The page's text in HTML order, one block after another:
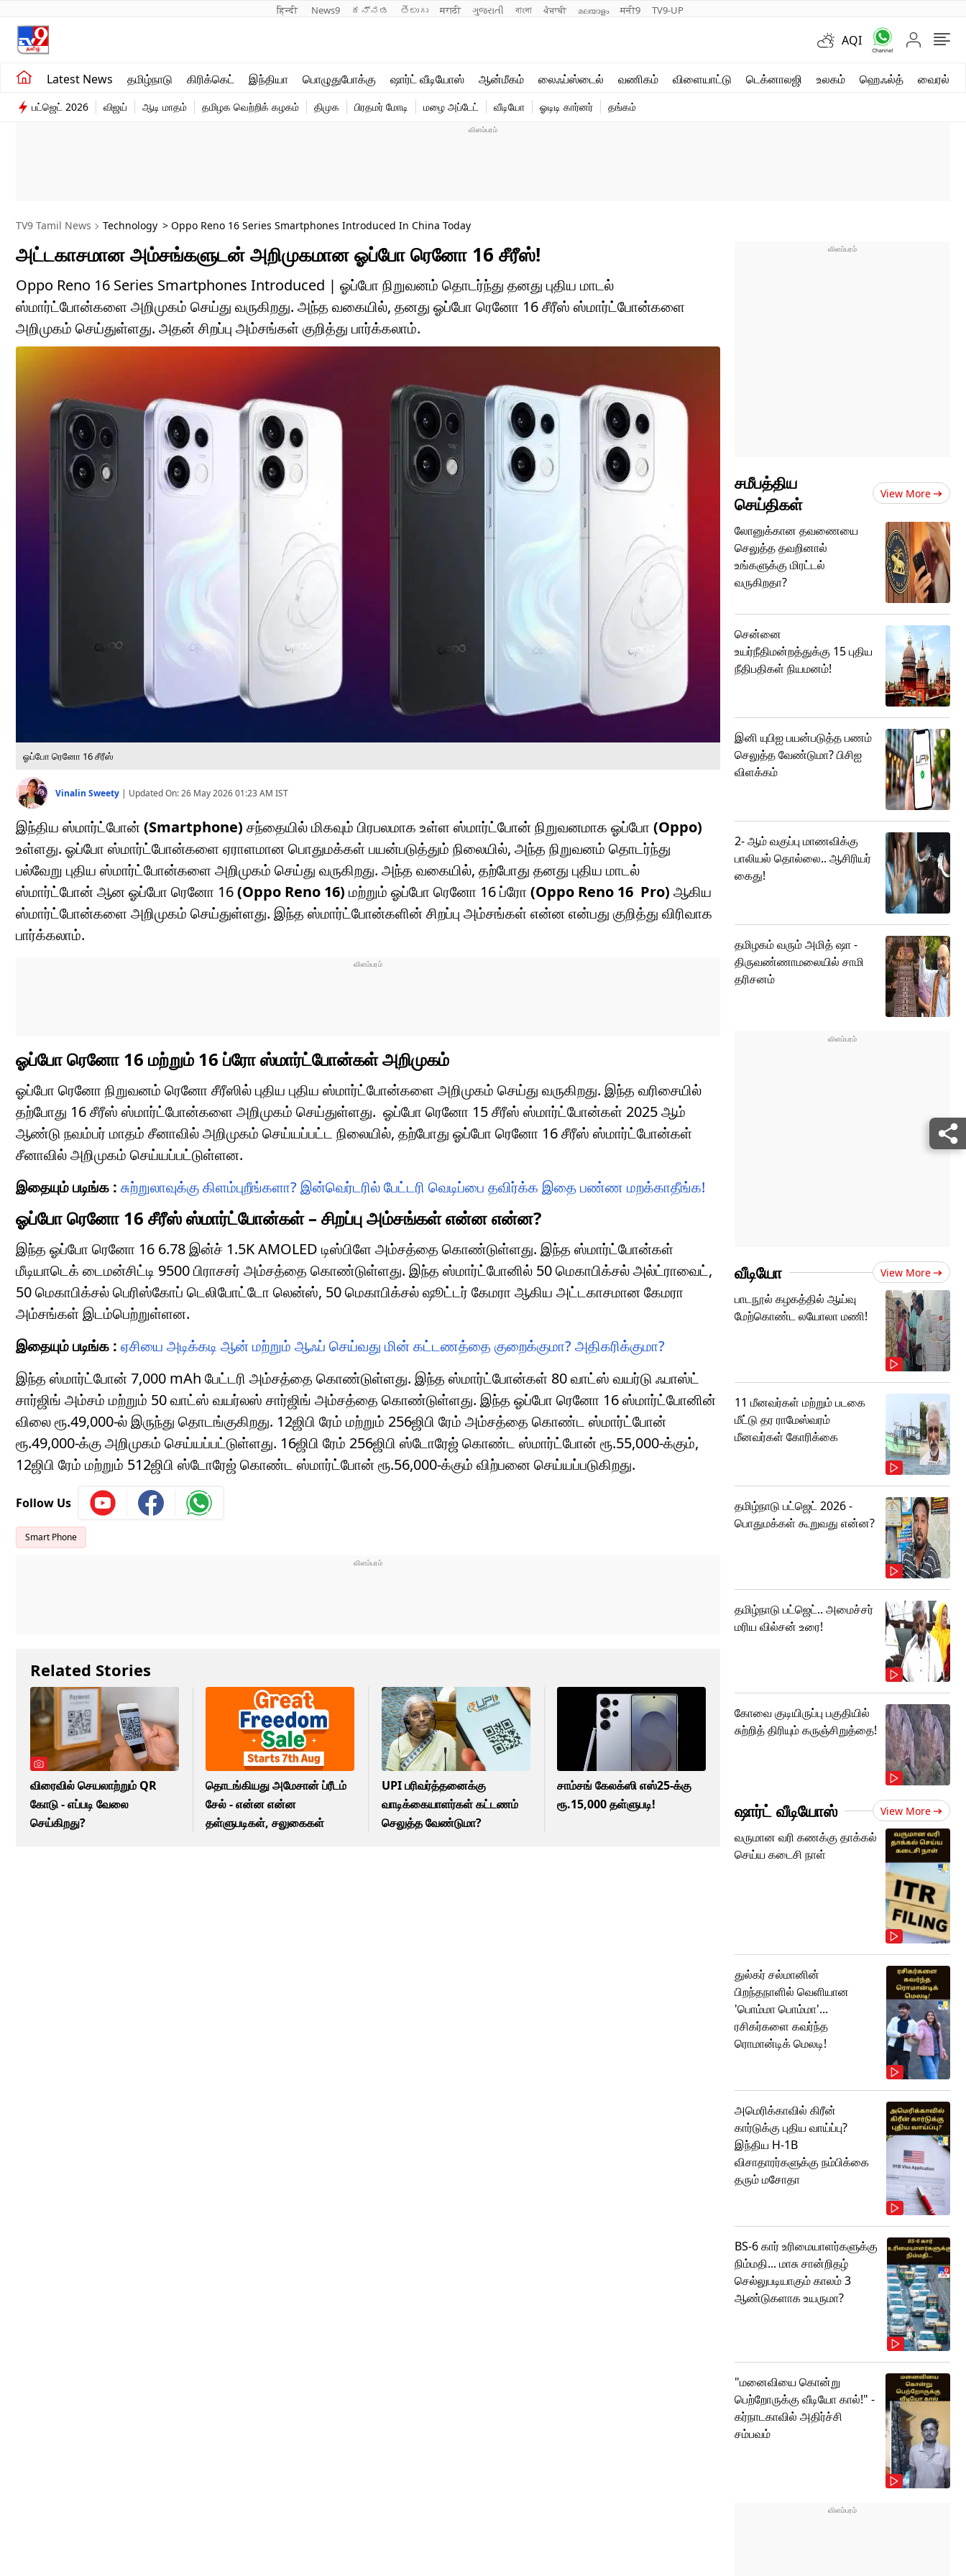
हिन्दी News9 ಕನ್ನಡ తెలుగు मराठी ગુજરાતી বাংলা ਪੰਜਾਬੀ മലയാളം मनी9 TV9-UP
AQI
Latest News தமிழ்நாடு கிரிக்கெட் இந்தியா பொழுதுபோக்கு ஷார்ட் வீடியோஸ் ஆன்மீகம் லைஃப்ஸ்டைல் வணிகம் விளையாட்டு டெக்னாலஜி உலகம் ஹெஃல்த் வைரல்
சமீபத்திய செய்திகள்
தமிழ்நாடு
விளையாட்டு
வணிகம்
வைரல்
பட்ஜெட் 2026 விஜய் ஆடி மாதம் தமிழக வெற்றிக் கழகம் திமுக பிரதமர் மோடி மழை அப்டேட் வீடியோ ஓடிடி கார்னர் தங்கம்
TV9 Tamil News Technology > Oppo Reno 16 Series Smartphones Introduced In China Today
அட்டகாசமான அம்சங்களுடன் அறிமுகமான ஓப்போ ரெனோ 16 சீரீஸ்!
Oppo Reno 16 Series Smartphones Introduced | ஓப்போ நிறுவனம் தொடர்ந்து தனது புதிய மாடல்
ஸ்மார்ட்போன்களை அறிமுகம் செய்து வருகிறது. அந்த வகையில், தனது ஓப்போ ரெனோ 16 சீரீஸ் ஸ்மார்ட்போன்களை
அறிமுகம் செய்துள்ளது. அதன் சிறப்பு அம்சங்கள் குறித்து பார்க்கலாம்.
ஓப்போ ரெனோ 16 சீரீஸ்
Vinalin Sweety | Updated On:26 May 2026 01:23 AM IST
இந்திய ஸ்மார்ட்போன்(Smartphone) சந்தையில் மிகவும் பிரபலமாக உள்ள ஸ்மார்ட்போன் நிறுவனமாக ஓப்போ (Oppo)
உள்ளது. ஓப்போ ஸ்மார்ட்போன்களை ஏராளமான பொதுமக்கள் பயன்படுத்தும் நிலையில், அந்த நிறுவனம் தொடர்ந்து
பல்வேறு புதிய ஸ்மார்ட்போன்களை அறிமுகம் செய்து வருகிறது. அந்த வகையில், தற்போது தனது புதிய மாடல்
ஸ்மார்ட்போன் ஆன ஓப்போ ரெனோ 16(Oppo Reno 16) மற்றும் ஓப்போ ரெனோ 16 ப்ரோ (Oppo Reno 16 Pro) ஆகிய
ஸ்மார்ட்போன்களை அறிமுகம் செய்துள்ளது. இந்த ஸ்மார்ட்போன்களின் சிறப்பு அம்சங்கள் என்ன என்பது குறித்து விரிவாக
பார்க்கலாம்.
ஓப்போ ரெனோ 16 மற்றும் 16 ப்ரோ ஸ்மார்ட்போன்கள் அறிமுகம்
ஓப்போ ரெனோ நிறுவனம் ரெனோ சீரீஸில் புதிய புதிய ஸ்மார்ட்போன்களை அறிமுகம் செய்து வருகிறது. இந்த வரிசையில்
தற்போது 16 சீரீஸ் ஸ்மார்ட்போன்களை அறிமுகம் செய்துள்ளது. ஓப்போ ரெனோ 15 சீரீஸ் ஸ்மார்ட்போன்கள் 2025 ஆம்
ஆண்டு நவம்பர் மாதம் சீனாவில் அறிமுகம் செய்யப்பட்ட நிலையில், தற்போது ஓப்போ ரெனோ 16 சீரீஸ் ஸ்மார்ட்போன்கள்
சீனாவில் அறிமுகம் செய்யப்பட்டுள்ளன.
இதையும் படிங்க : சுற்றுலாவுக்கு கிளம்புறீங்களா? இன்வெர்டரில் பேட்டரி வெடிப்பை தவிர்க்க இதை பண்ண மறக்காதீங்க!
ஓப்போ ரெனோ 16 சீரீஸ் ஸ்மார்ட்போன்கள் – சிறப்பு அம்சங்கள் என்ன என்ன?
இந்த ஓப்போ ரெனோ 16 6.78 இன்ச் 1.5K AMOLED டிஸ்பிளே அம்சத்தை கொண்டுள்ளது. இந்த ஸ்மார்ட்போன்கள்
மீடியாடெக் டைமன்சிட்டி 9500 பிராசசர் அம்சத்தை கொண்டுள்ளது. இந்த ஸ்மார்ட்போனில் 50 மெகாபிக்சல் அல்ட்ராவைட்,
50 மெகாபிக்சல் பெரிஸ்கோப் டெலிபோட்டோ லென்ஸ், 50 மெகாபிக்சல் ஷூட்டர் கேமரா ஆகிய அட்டகாசமான கேமரா
அம்சங்கள் இடம்பெற்றுள்ளன.
இதையும் படிங்க : ஏசியை அடிக்கடி ஆன் மற்றும் ஆஃப் செய்வது மின் கட்டணத்தை குறைக்குமா? அதிகரிக்குமா?
இந்த ஸ்மார்ட்போன் 7,000 mAh பேட்டரி அம்சத்தை கொண்டுள்ளது. இந்த ஸ்மார்ட்போன்கள் 80 வாட்ஸ் வயர்டு ஃபாஸ்ட்
சார்ஜிங் அம்சம் மற்றும் 50 வாட்ஸ் வயர்லஸ் சார்ஜிங் அம்சத்தை கொண்டுள்ளது. இந்த ஓப்போ ரெனோ 16 ஸ்மார்ட்போனின்
விலை ரூ.49,000-ல் இருந்து தொடங்குகிறது. 12ஜிபி ரேம் மற்றும் 256ஜிபி ரேம் அம்சத்தை கொண்ட ஸ்மார்ட்போன்
ரூ.49,000-க்கு அறிமுகம் செய்யப்பட்டுள்ளது. 16ஜிபி ரேம் 256ஜிபி ஸ்டோரேஜ் கொண்ட ஸ்மார்ட்போன் ரூ.55,000-க்கும்,
12ஜிபி ரேம் மற்றும் 512ஜிபி ஸ்டோரேஜ் கொண்ட ஸ்மார்ட்போன் ரூ.56,000-க்கும் விற்பனை செய்யப்படுகிறது.
Follow Us
Smart Phone
Related Stories
விரைவில் செயலாற்றும் QR
கோடு - எப்படி வேலை
செய்கிறது?
தொடங்கியது அமேசான் ப்ரீடம்
சேல் - என்ன என்ன
தள்ளுபடிகள், சலுகைகள்
UPI பரிவர்த்தனைக்கு
வாடிக்கையாளர்கள் கட்டணம்
செலுத்த வேண்டுமா?
சாம்சங் கேலக்ஸி எஸ்25-க்கு
ரூ.15,000 தள்ளுபடி!
சமீபத்திய
செய்திகள்
View More
லோனுக்கான தவணையை
செலுத்த தவறினால்
உங்களுக்கு மிரட்டல்
வருகிறதா?
சென்னை
உயர்நீதிமன்றத்துக்கு 15 புதிய
நீதிபதிகள் நியமனம்!
இனி யுபிஐ பயன்படுத்த பணம்
செலுத்த வேண்டுமா? பிசிஐ
விளக்கம்
2- ஆம் வகுப்பு மாணவிக்கு
பாலியல் தொல்லை.. ஆசிரியர்
கைது!
தமிழகம் வரும் அமித் ஷா -
திருவண்ணாமலையில் சாமி
தரிசனம்
வீடியோ View More
பாடநூல் கழகத்தில் ஆய்வு
மேற்கொண்ட லயோலா மணி!
11 மீனவர்கள் மற்றும் படகை
மீட்டு தர ராமேஸ்வரம்
மீனவர்கள் கோரிக்கை
தமிழ்நாடு பட்ஜெட் 2026 -
பொதுமக்கள் கூறுவது என்ன?
தமிழ்நாடு பட்ஜெட்.. அமைச்சர்
மரிய வில்சன் உரை!
கோவை குடியிருப்பு பகுதியில்
சுற்றித் திரியும் கருஞ்சிறுத்தை!
ஷார்ட் வீடியோஸ் View More
வருமான வரி கணக்கு தாக்கல்
செய்ய கடைசி நாள்
துல்கர் சல்மானின்
பிறந்தநாளில் வெளியான
'பொம்மா பொம்மா'...
ரசிகர்களை கவர்ந்த
ரொமான்டிக் மெலடி!
அமெரிக்காவில் கிரீன்
கார்டுக்கு புதிய வாய்ப்பு?
இந்திய H-1B
விசாதாரர்களுக்கு நம்பிக்கை
தரும் மசோதா
BS-6 கார் உரிமையாளர்களுக்கு
நிம்மதி... மாசு சான்றிதழ்
செல்லுபடியாகும் காலம் 3
ஆண்டுகளாக உயருமா?
"மனைவியை கொன்று
பெற்றோருக்கு வீடியோ கால்!" -
கர்நாடகாவில் அதிர்ச்சி
சம்பவம்